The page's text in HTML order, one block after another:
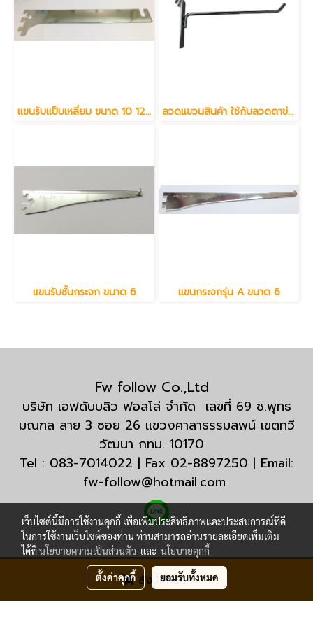
สั่งซื้อสินค้า
แขนรับแป็บเหลี่ยม ขนาด 10 12 นิ้ว ลวดแขวนสินค้า ใช้กับลวดตาข่าย ขนาด 4 6 8 10 12 นิ้ว
แขนรับชั้นกระจก ขนาด 6 แขนกระจกรุ่น A ขนาด 6
Fw follow Co.,Ltd
บริษัท เอฟดับบลิว ฟอลโล่ จำกัด เลขที่ 69 ซ.พุทธ
มณฑล สาย 3 ซอย 26 แขวงศาลาธรรมสพน์ เขตทวี
วัฒนา กทม. 10170
Tel : 083-7014022 | Fax 02-8897250 | Email:
fw-follow@hotmail.com
© Copyright 2020 All Rights Reserved.
เว็บไซต์นี้มีการใช้งานคุกกี้ เพื่อเพิ่มประสิทธิภาพและประสบการณ์ที่ดี
ในการใช้งานเว็บไซต์ของท่าน ท่านสามารถอ่านรายละเอียดเพิ่มเติม
ได้ที่นโยบายความเป็นส่วนตัว และ นโยบายคุกกี้
ตั้งค่าคุกกี้ ยอมรับทั้งหมด